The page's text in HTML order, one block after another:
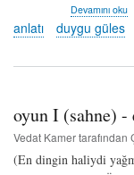
a.r.a
-
duygu
hakkında
Devamını oku
anlatı duygu güles
oyun I (sahne)
Vedat Kamertarafından
(En dingin haliydi